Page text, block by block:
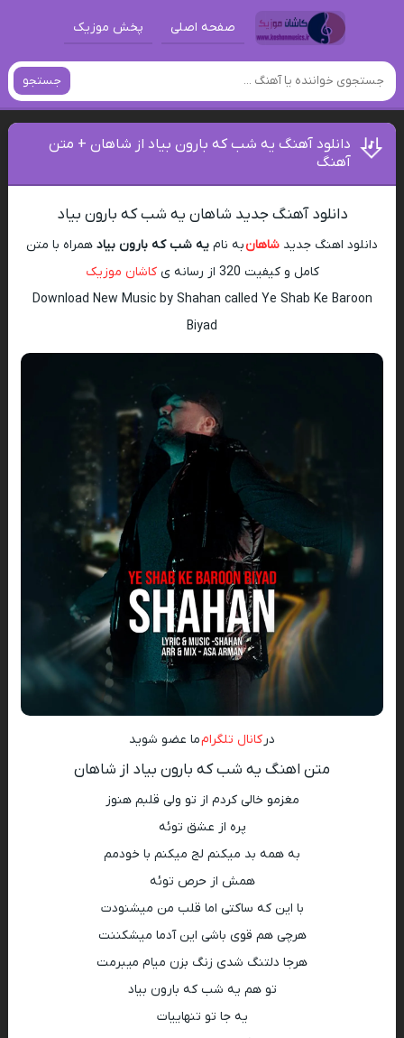
صفحه اصلی پخش موزیک
جستجو
دانلود آهنگ یه شب که بارون بیاد از شاهان + متن
آهنگ
دانلود آهنگ جدید شاهان یه شب که بارون بیاد
دانلود اهنگ جدید شاهانبه نام یه شب که بارون بیاد همراه با متن
کامل و کیفیت 320 از رسانه ی
کاشان موزیک
Download New Music by Shahan called Ye Shab Ke Baroon
Biyad
در کانال تلگرامما عضو شوید
متن اهنگ یه شب که بارون بیاد از شاهان
مغزمو خالی کردم از تو ولی قلبم هنوز
پره از عشق توئه
به همه بد میکنم لج میکنم با خودمم
همش از حرص توئه
با این که ساکتی اما قلب من میشنودت
هرچی هم قوی باشی این آدما میشکننت
هرجا دلتنگ شدی زنگ بزن میام میبرمت
تو هم یه شب که بارون بیاد
یه جا تو تنهاییات